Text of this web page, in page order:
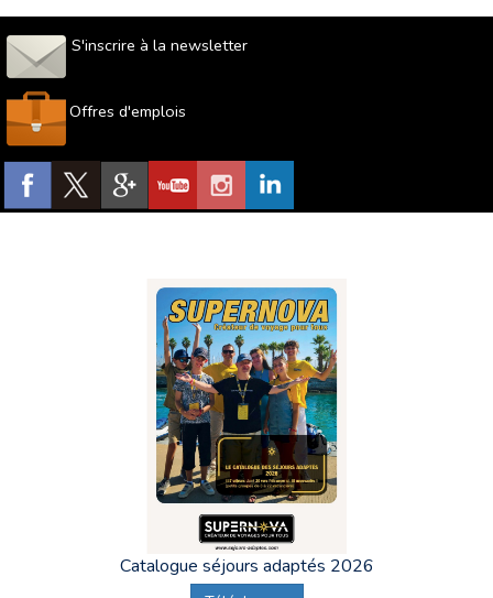
Des vacances placées sous le signe de la détente
et du bien-être
Pour celles et ceux qui souhaitent ralentir le rythme, Supernova
propose également desséjours bien-être en bord de mer
relaxation, massages et temps de repos sont intégrés à certains
programmes, dans des environnements propices à la sérénité.
Les hébergements sont choisis avec soin afin d’offrir confort et
Pourquoi partir en séjour adapté à la mer
avec Supernova ?
Spécialiste reconnu desséjours adaptés à la mer et à l’océan
Supernova Séjours Adaptés accompagne depuis de nombreuses
années les adultes en situation de handicap mental ou psychique.
Choisir Supernova, c’est faire le choix devacances sereines,
sécurisées et humaines.
Nos équipes restent en lien avec les familles, tuteurs,
établissements et partenaires (MDPH, foyers) afin de préparer et
S'inscrire à la newsletter
Offres d'emplois
Catalogue séjours adaptés 2026